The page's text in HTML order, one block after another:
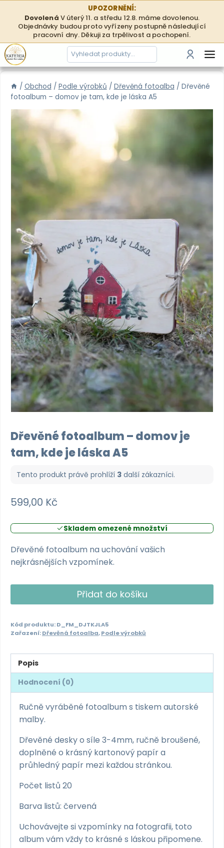
obsah
UPOZORNĚNÍ:
Dovolená V úterý 11. a středu 12.8. máme dovolenou.
Objednávky budou proto vyřízeny postupně následující
pracovní dny. Děkuji za trpělivost a pochopení.
Hledání
/ Obchod / Podle výrobků / Dřevěná fotoalba / Dřevěné
fotoalbum – domov je tam, kde je láska A5
Dřevěné fotoalbum – domov je
tam, kde je láska A5
Tento produkt právě prohlíží 3 další zákazníci.
599,00 Kč
Skladem omezené množství
Dřevěné fotoalbum na uchování vašich
nejkrásnějších vzpomínek.
fotoalbum
domov
tam,
kde
láska
A5
množství
Přidat do košíku
Kód produktu:D_FM_DJTKJLA5
Zařazení:Dřevěná fotoalba,Podle výrobků
Popis
Hodnocení (0)
Ručně vyráběné fotoalbum s tiskem autorské
malby.
Dřevěné desky o síle 3-4mm, ručně broušené,
doplněné o krásný kartonový papír a
průhledný papír mezi každou stránkou.
Počet listů 20
Barva listů: červená
Uchovávejte si vzpomínky na fotografii, toto
album vám vždy to krásné s láskou připomene.